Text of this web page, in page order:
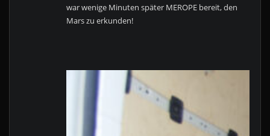
war wenige Minuten später MEROPE bereit, den
Mars zu erkunden!